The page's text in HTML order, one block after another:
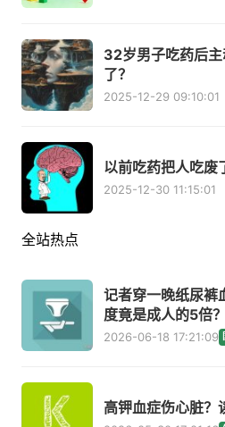
32岁男子吃药后
了？
2025-12-29 09:10:01
以前吃药把人吃废
2025-12-30 11:15:01
全站热点
记者穿一晚纸尿裤
度竟是成人的5倍？
2026-06-18 17:21:09
高钾血症伤心脏？